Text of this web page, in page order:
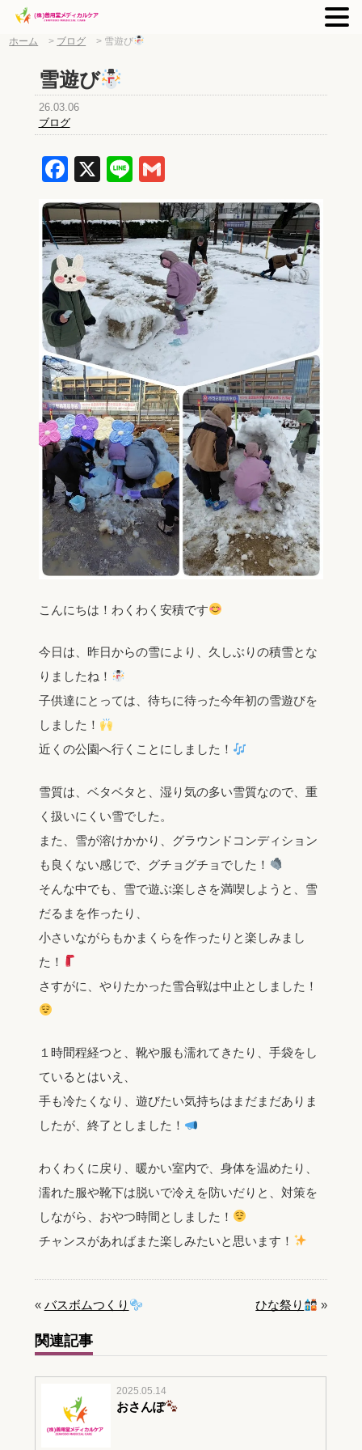
ホーム > ブログ > 雪遊び
雪遊び
26.03.06
ブログ
Facebook
X Line
こんにちは！わくわく安積です
今日は、昨日からの雪により、久しぶりの積雪とな
りましたね！
子供達にとっては、待ちに待った今年初の雪遊びを
しました！
近くの公園へ行くことにしました！
雪質は、ベタベタと、湿り気の多い雪質なので、重
く扱いにくい雪でした。
また、雪が溶けかかり、グラウンドコンディション
も良くない感じで、グチョグチョでした！
そんな中でも、雪で遊ぶ楽しさを満喫しようと、雪
だるまを作ったり、
小さいながらもかまくらを作ったりと楽しみまし
た！
さすがに、やりたかった雪合戦は中止としました！
１時間程経つと、靴や服も濡れてきたり、手袋をし
ているとはいえ、
手も冷たくなり、遊びたい気持ちはまだまだありま
したが、終了としました！
わくわくに戻り、暖かい室内で、身体を温めたり、
濡れた服や靴下は脱いで冷えを防いだりと、対策を
しながら、おやつ時間としました！
チャンスがあればまた楽しみたいと思います！
« バスボムつくり ひな祭り »
関連記事
2025.05.14
おさんぽ